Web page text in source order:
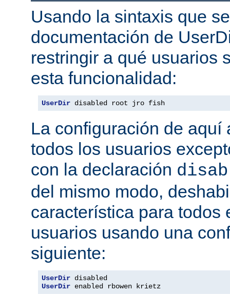
Usando la sintaxis que
documentación de
restringir a qué usuarios
esta funcionalidad:
UserDir disabled root jro fish
La configuración de aquí
todos los usuarios
con la declaración
del mismo modo,
característica para todos
usuarios usando una
siguiente:
UserDir
UserDir enabled rbowen krietz